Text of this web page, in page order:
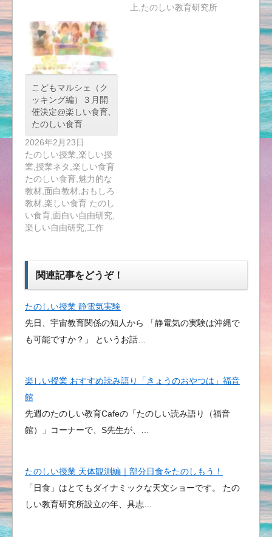
上,たのしい教育研究所
こどもマルシェ（ク
ッキング編）３月開
催決定@楽しい食育,
たのしい食育
2026年2月23日
たのしい授業,楽しい授
業,授業ネタ,楽しい食育
たのしい食育,魅力的な
教材,面白教材,おもしろ
教材,楽しい食育 たのし
い食育,面白い自由研究,
楽しい自由研究,工作
関連記事をどうぞ！
たのしい授業 静電気実験
先日、宇宙教育関係の知人から 「静電気の実験は沖縄で
も可能ですか？」 というお話…
楽しい授業 おすすめ読み語り「きょうのおやつは」福音
館
先週のたのしい教育Cafeの「たのしい読み語り（福音
館）」コーナーで、S先生が、…
たのしい授業 天体観測編｜部分日食をたのしもう！
「日食」はとてもダイナミックな天文ショーです。 たの
しい教育研究所設立の年、具志…